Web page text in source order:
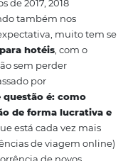
hoteleiro é, em
pelaJLLConsultoria
de 500 hotéis em
de 2017, 2018
também nos
essa expectativa,
para hotéis,